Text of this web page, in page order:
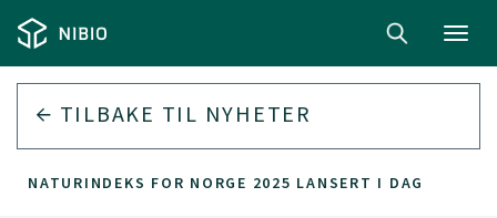
TILBAKE TIL NYHETER
NATURINDEKS FOR NORGE 2025 LANSERT I DAG